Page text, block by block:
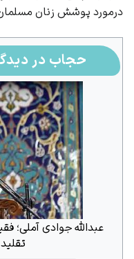
درمورد پوشش زنان
حجاب در
عبدالله جوادی آملی؛